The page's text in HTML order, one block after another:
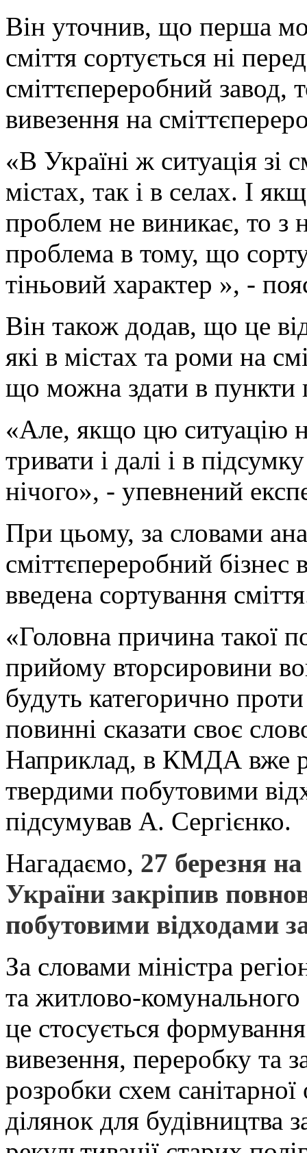
Він уточнив, що перша
сміття сортується ні
сміттєпереробний завод,
вивезення на
«В Україні ж ситуація зі
містах, так і в селах. І
проблем не виникає, то з
проблема в тому, що
тіньовий характер », -
Він також додав, що це
які в містах та роми на
що можна здати в пункти
«Але, якщо цю ситуацію
тривати і далі і в
нічого», - упевнений
При цьому, за словами
сміттєпереробний
введена сортування
«Головна причина такої
прийому вторсировини
будуть категорично
повинні сказати своє
Наприклад, в КМДА вже
твердими побутовими
підсумував А. Сергієнко.
Нагадаємо, 27 березня на
України закріпив
побутовими відходами
За словами міністра
та житлово-комунального
це стосується
вивезення, переробку та
розробки схем
ділянок для будівництва